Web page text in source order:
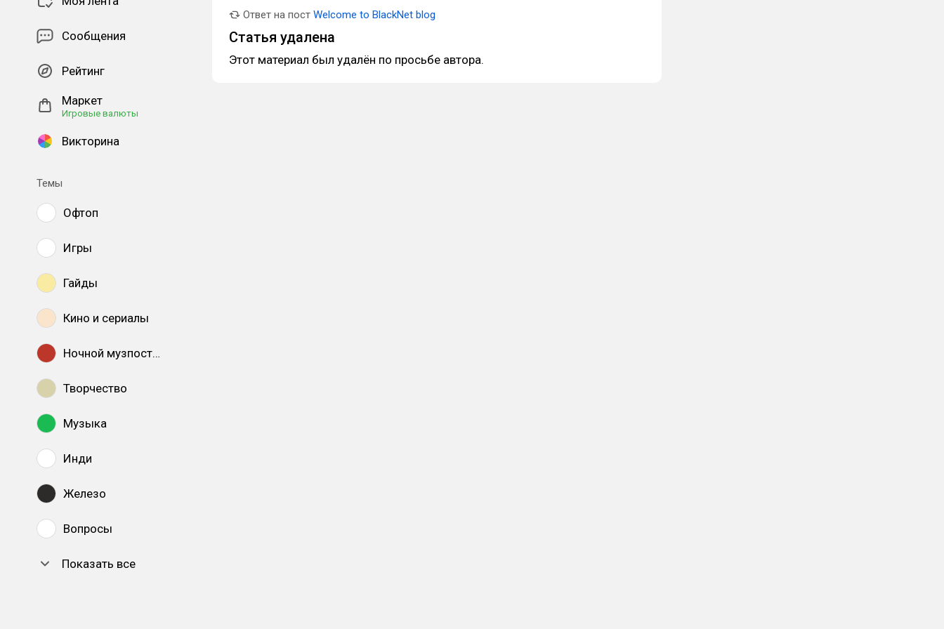
Сообщения
Рейтинг
Маркет
Игровые валюты
Викторина
Темы
Офтоп
Игры
Гайды
Кино и сериалы
Ночной музпостинг
Творчество
Музыка
Инди
Железо
Вопросы
Показать все
Ответ на пост Welcome to BlackNet blog
Статья удалена
Этот материал был удалён по просьбе автора.